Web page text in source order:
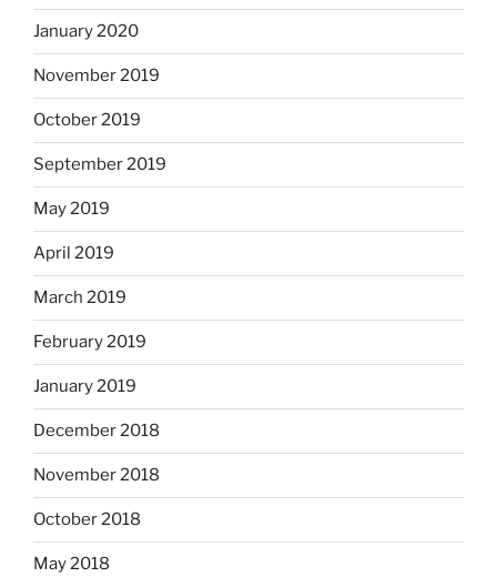
January 2020
November 2019
October 2019
September 2019
May 2019
April 2019
March 2019
February 2019
January 2019
December 2018
November 2018
October 2018
May 2018